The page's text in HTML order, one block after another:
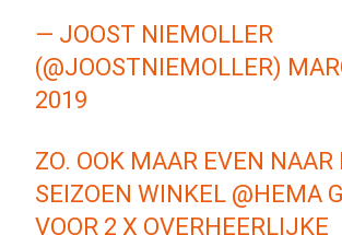
— JOOST NIEMOLLER
(@JOOSTNIEMOLLER)
2019
ZO. OOK MAAR EVEN NAAR
SEIZOEN WINKEL @HEMA
VOOR 2 X OVERHEERLIJKE